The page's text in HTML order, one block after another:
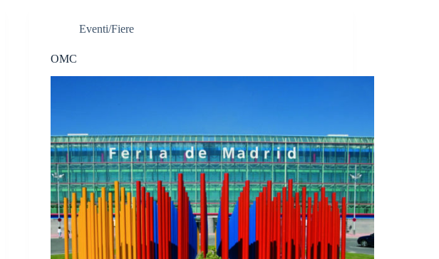
Eventi/Fiere
OMC